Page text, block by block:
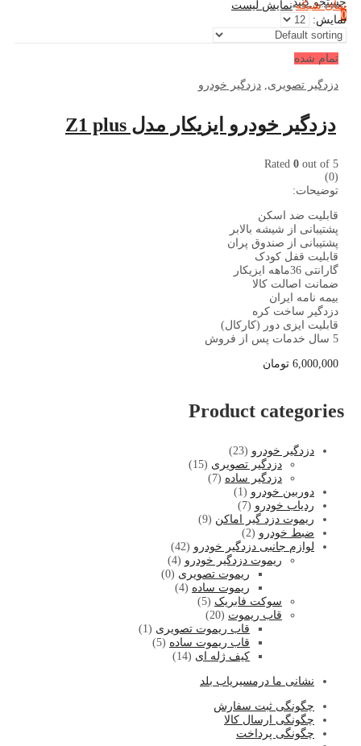
0
سبد خرید
نمای شبکه نمایش لیست
نمایش:
تمام شده
دزدگیر تصویری دزدگیر خودرو
دزدگیر خودرو ایزیکار مدل Z1 plus
Rated 0 out of 5
(0)
توضیحات:
قابلیت ضد اسکن
پشتیبانی از شیشه بالابر
پشتیبانی از صندوق پران
قابلیت قفل کودک
گارانتی 36ماهه ایزیکار
ضمانت اصالت کالا
بیمه نامه ایران
دزدگیر ساخت کره
قابلیت ایزی دور (کارکال)
5 سال خدمات پس از فروش
6,000,000 تومان
Product categories
دزدگیر خودرو (23)
دزدگیر تصویری (15)
دزدگیر ساده (7)
دوربین خودرو (1)
ردیاب خودرو (7)
ریموت دزد گیر اماکن (9)
ضبط خودرو (2)
لوازم جانبی دزدگیر خودرو (42)
ریموت دزدگیر خودرو (4)
ریموت تصویری (0)
ریموت ساده (4)
سوکت فابریک (5)
قاب ریموت (20)
قاب ریموت تصویری (1)
قاب ریموت ساده (5)
کیف ژله ای (14)
نشانی ما درمسیریاب بلد
چگونگی ثبت سفارش
چگونگی ارسال کالا
چگونگی پرداخت